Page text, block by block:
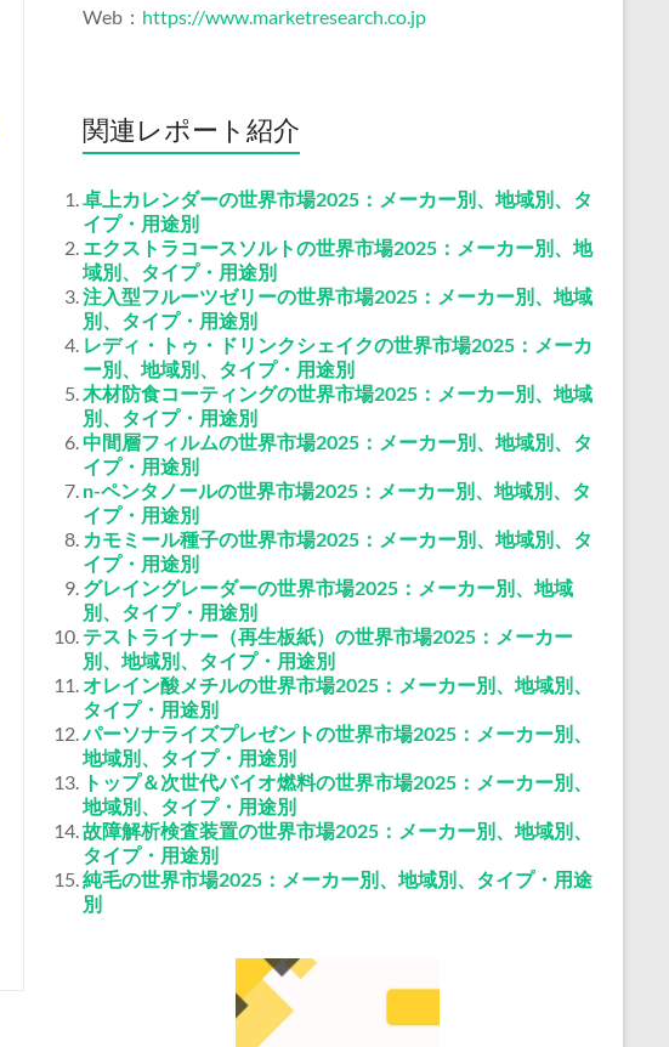
Web： https://www.marketresearch.co.jp
関連レポート紹介
卓上カレンダーの世界市場2025：メーカー別、地域別、タ
イプ・用途別
エクストラコースソルトの世界市場2025：メーカー別、地
域別、タイプ・用途別
注入型フルーツゼリーの世界市場2025：メーカー別、地域
別、タイプ・用途別
レディ・トゥ・ドリンクシェイクの世界市場2025：メーカ
ー別、地域別、タイプ・用途別
木材防食コーティングの世界市場2025：メーカー別、地域
別、タイプ・用途別
中間層フィルムの世界市場2025：メーカー別、地域別、タ
イプ・用途別
n-ペンタノールの世界市場2025：メーカー別、地域別、タ
イプ・用途別
カモミール種子の世界市場2025：メーカー別、地域別、タ
イプ・用途別
グレイングレーダーの世界市場2025：メーカー別、地域
別、タイプ・用途別
テストライナー（再生板紙）の世界市場2025：メーカー
別、地域別、タイプ・用途別
オレイン酸メチルの世界市場2025：メーカー別、地域別、
タイプ・用途別
パーソナライズプレゼントの世界市場2025：メーカー別、
地域別、タイプ・用途別
トップ＆次世代バイオ燃料の世界市場2025：メーカー別、
地域別、タイプ・用途別
故障解析検査装置の世界市場2025：メーカー別、地域別、
タイプ・用途別
純毛の世界市場2025：メーカー別、地域別、タイプ・用途
別